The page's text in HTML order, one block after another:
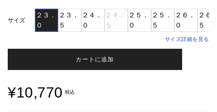
サイズ
２３．
０
２３．
５
２４．
０
２４．
５
２５．
０
２５．
５
２６．
０
２６
５
サイズ詳細を見る
カートに追加
¥10,770 税込